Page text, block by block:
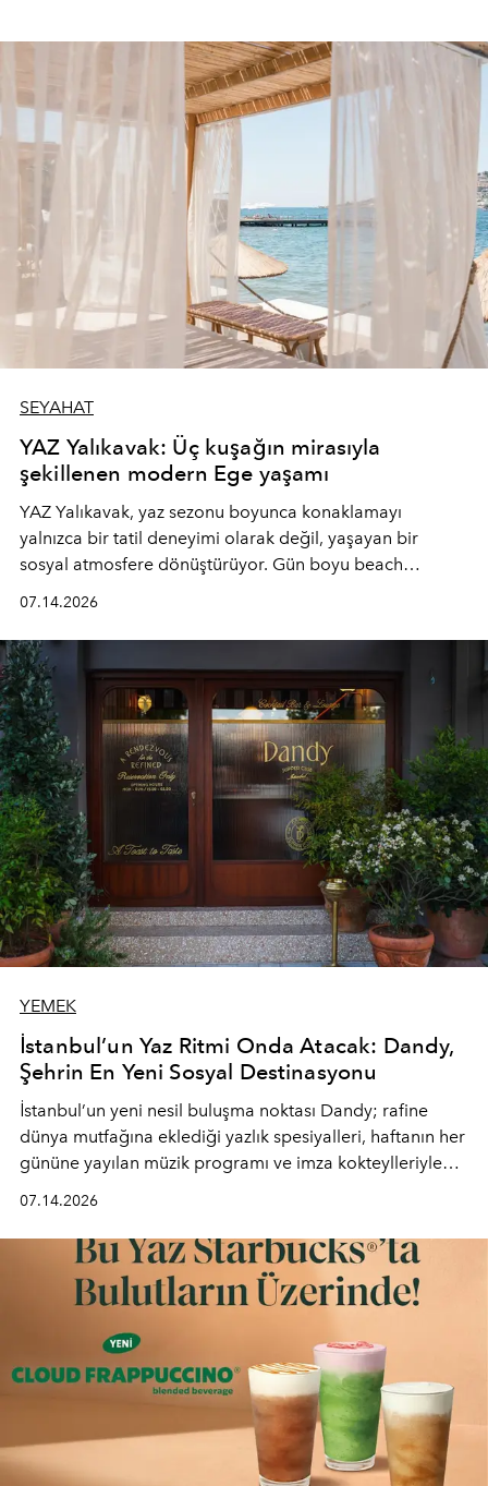
SEYAHAT
YAZ Yalıkavak: Üç kuşağın mirasıyla
şekillenen modern Ege yaşamı
YAZ Yalıkavak, yaz sezonu boyunca konaklamayı
yalnızca bir tatil deneyimi olarak değil, yaşayan bir
sosyal atmosfere dönüştürüyor. Gün boyu beach
mutfağını modern dokunuşlarla müzikle buluşturan
tematik gastronomi geceleri misafirlerle buluşuyor.
Paylaşıma, lezzete ve müziğe odaklanan bu özel
akşamlar, YAZ’ın sade lüks anlayışını gün batımından
geceye taşıyarak her hafta farklı bir deneyim sunuyor.
07.14.2026
YEMEK
İstanbul’un Yaz Ritmi Onda Atacak: Dandy,
Şehrin En Yeni Sosyal Destinasyonu
İstanbul’un yeni nesil buluşma noktası Dandy; rafine
dünya mutfağına eklediği yazlık spesiyalleri, haftanın her
gününe yayılan müzik programı ve imza kokteylleriyle
lüks" anlayışıyla buluşturan mekan; gurme lezzetleri, iyi
müziği ve açık havadaki özel puro alanını tek bir çatı
altında sunuyor.
07.14.2026